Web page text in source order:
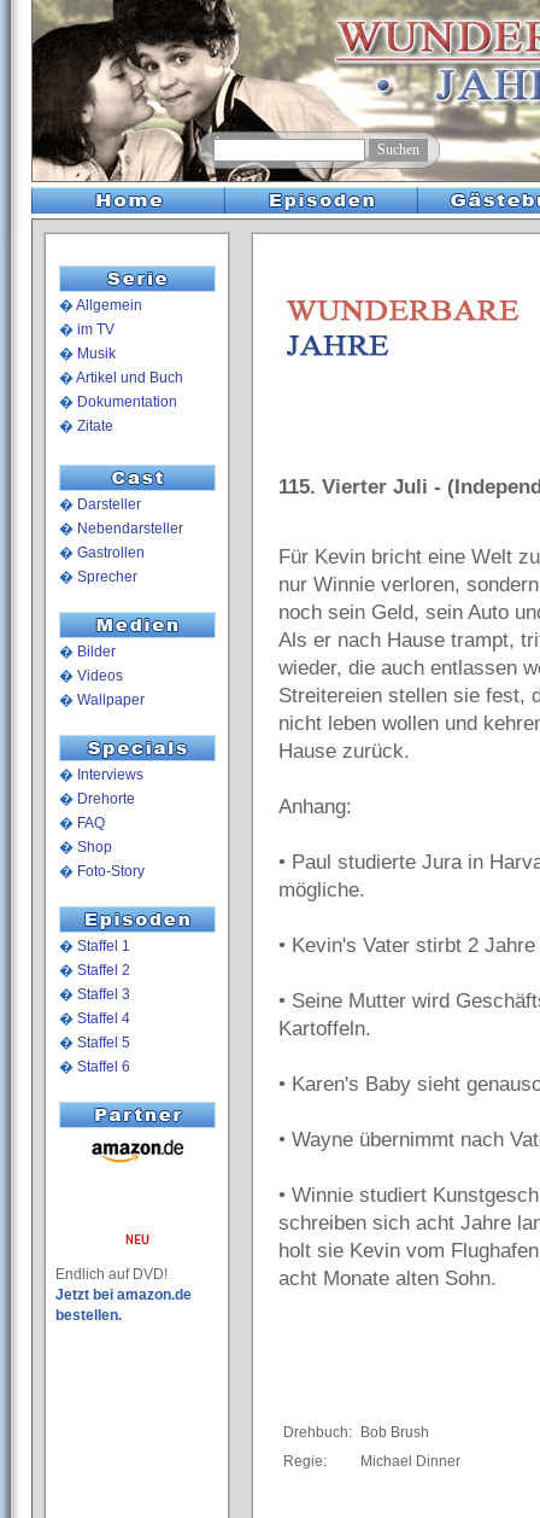
�Allgemein
� im TV
� Musik
�Artikel und Buch
� Dokumentation
� Zitate
� Darsteller
� Nebendarsteller
� Gastrollen
� Sprecher
� Bilder
� Videos
� Wallpaper
� Interviews
� Drehorte
� FAQ
� Shop
� Foto-Story
� Staffel 1
� Staffel 2
� Staffel 3
� Staffel 4
� Staffel 5
� Staffel 6
Endlich auf DVD!
Jetzt bei amazon.de
bestellen.
115. Vierter Juli -
Für Kevin bricht eine Welt
nur Winnie verloren,
noch sein Geld, sein Auto
Als er nach Hause trampt,
wieder, die auch entlassen
Streitereien stellen sie fest,
nicht leben wollen und
Hause zurück.
Anhang:
• Paul studierte Jura in
mögliche.
• Kevin's Vater stirbt 2
• Seine Mutter wird
Kartoffeln.
• Karen's Baby sieht
• Wayne übernimmt nach
• Winnie studiert
schreiben sich acht Jahre
holt sie Kevin vom
acht Monate alten Sohn.
Drehbuch:
Bob Brush
Regie:
Michael Dinner